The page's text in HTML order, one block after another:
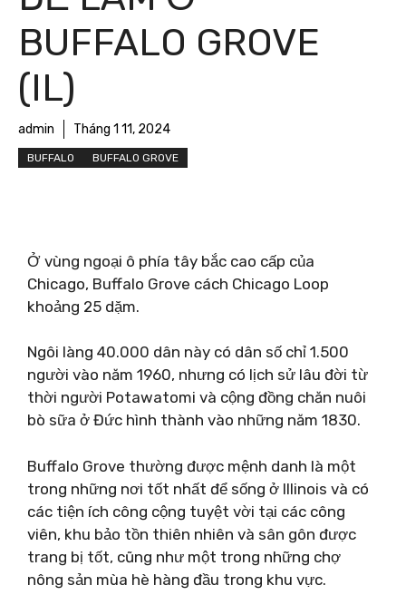
BUFFALO GROVE
(IL)
admin Tháng 1 11, 2024
BUFFALO BUFFALO GROVE
Ở vùng ngoại ô phía tây bắc cao cấp của
Chicago, Buffalo Grove cách Chicago Loop
khoảng 25 dặm.
Ngôi làng 40.000 dân này có dân số chỉ 1.500
người vào năm 1960, nhưng có lịch sử lâu đời từ
thời người Potawatomi và cộng đồng chăn nuôi
bò sữa ở Đức hình thành vào những năm 1830.
Buffalo Grove thường được mệnh danh là một
trong những nơi tốt nhất để sống ở Illinois và có
các tiện ích công cộng tuyệt vời tại các công
viên, khu bảo tồn thiên nhiên và sân gôn được
trang bị tốt, cũng như một trong những chợ
nông sản mùa hè hàng đầu trong khu vực.